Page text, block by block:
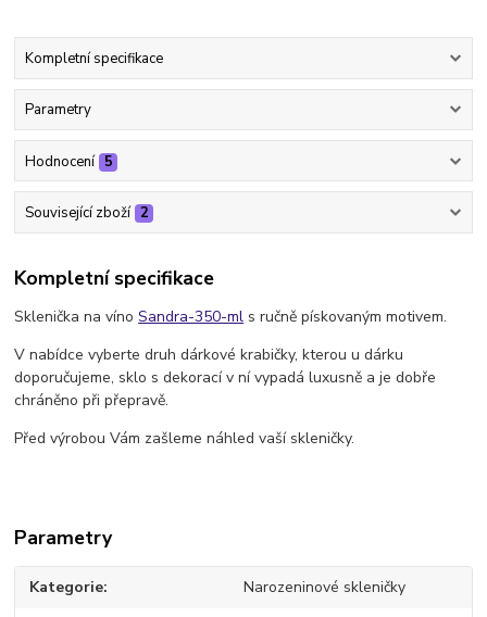
Kompletní specifikace
Parametry
Hodnocení 5
Související zboží 2
Kompletní specifikace
Sklenička na vínoSandra-350-ml s ručně pískovaným motivem.
V nabídce vyberte druh dárkové krabičky, kterou u dárku
doporučujeme, sklo s dekorací v ní vypadá luxusně a je dobře
chráněno při přepravě.
Před výrobou Vám zašleme náhled vaší skleničky.
Parametry
Kategorie Narozeninové skleničky